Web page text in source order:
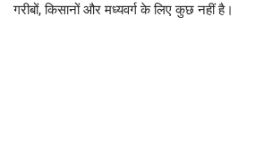
गरीबों, किसानों और मध्यवर्ग के लिए कुछ नहीं है।